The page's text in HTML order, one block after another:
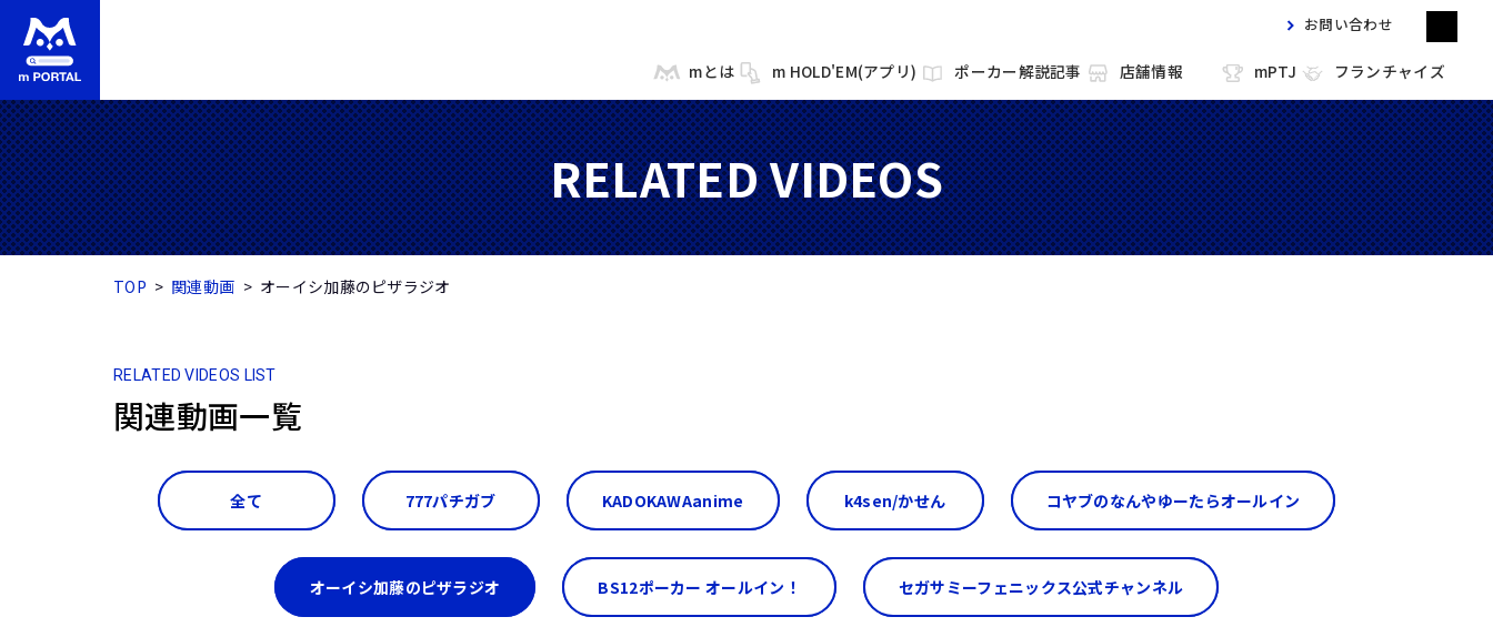
mとは m HOLD'EM(アプリ) ポーカー解説記事 店舗情報
m HOLD'EM 目黒
m HOLD'EM 馬車道
m HOLD'EM 西宮
m HOLD'EM 中洲
mPTJ フランチャイズ
お問い合わせ
RELATED VIDEOS
TOP 関連動画 オーイシ加藤のピザラジオ
RELATED VIDEOS LIST
関連動画一覧
全て 777パチガブ KADOKAWAanime k4sen/かせん コヤブのなんやゆーたらオールイン
オーイシ加藤のピザラジオ BS12ポーカー オールイン！ セガサミーフェニックス公式チャンネル